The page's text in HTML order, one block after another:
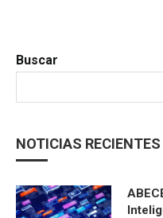
Buscar
NOTICIAS RECIENTES